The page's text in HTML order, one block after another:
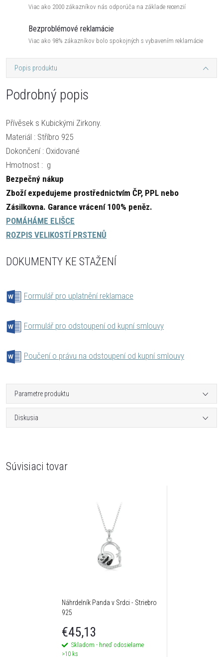
Viac ako 2000 zákazníkov nás odporúča na základe recenzií
Bezproblémové reklamácie
Viac ako 98% zákazníkov bolo spokojných s vybavením reklamácie
Popis produktu
Podrobný popis
Přívěsek s Kubickými Zirkony.
Materiál : Stříbro 925
Dokončení : Oxidované
Hmotnost : g
Bezpečný nákup
Zboží expedujeme prostřednictvím ČP, PPL nebo
Zásilkovna. Garance vrácení 100% peněz.
POMÁHÁME ELIŠCE
ROZPIS VELIKOSTÍ PRSTENŮ
DOKUMENTY KE STAŽENÍ
Formulář pro uplatnění reklamace
Formulář pro odstoupení od kupní smlouvy
Poučení o právu na odstoupení od kupní smlouvy
Parametre produktu
Diskusia
Súvisiaci tovar
Náhrdelník Panda v Srdci - Striebro
925
€45,13
Skladom - hneď odosielame
>10 ks